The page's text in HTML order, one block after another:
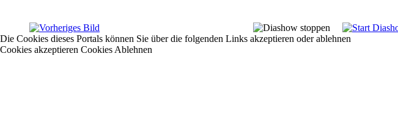
Die Cookies dieses Portals können Sie über die folgenden Links akzeptieren oder ablehnen
Cookies akzeptieren Cookies Ablehnen